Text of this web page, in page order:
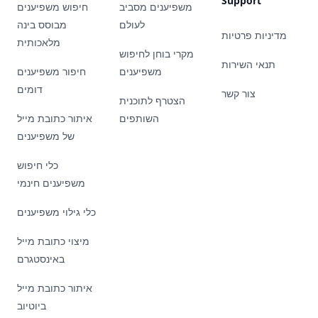
חיפוש משפיענים
מבוסס בינה
מלאכותית
חיפור משפיענים
דומים
איתור כתובת מייל
של משפיענים
כלי חיפוש
משפיענים חינמי
כלי גילוי משפיענים
מיצוי כתובת מייל
באינסטגרם
איתור כתובת מייל
ביוטיוב
משפיענים מסביב
לעולם
מקרי בוחן לחיפוש
משפיענים
הצטרף לתוכנית
השותפים
מדיניות פרטיות
תנאי השירות
צור קשר